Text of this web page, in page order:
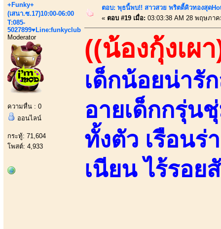
+Funky+
(เสนา.ซ.17)10:00-06:00
T:085-
5027899♥Line:funkyclub
Moderator
ความหื่น : 0
ออนไลน์
กระทู้: 71,604
โพสต์: 4,933
ตอบ: พุธนี้พบ!! สาวสวย พริตตี้คิวทองสุด
« ตอบ #19 เมื่อ: 03:03:38 AM 28 พฤษภา
((น้องกุ้งเผ
เด็กน้อยน่ารั
อายเด็กกรุ่น
ทั้งตัว เรือน
เนียน ไร้รอย